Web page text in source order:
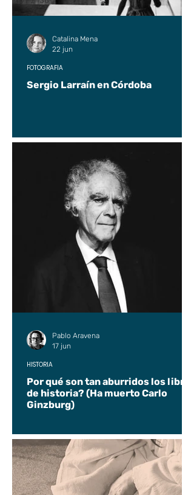
Sergio Larraín en Córdoba
FOTOGRAFÍA
Catalina Mena
22 jun
Por qué son tan aburridos los libros
de historia? (Ha muerto Carlo
Ginzburg)
HISTORIA
Pablo Aravena
17 jun